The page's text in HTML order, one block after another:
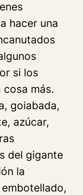
hacer una
si los
cosa más.
goiabada,
azúcar,
del gigante
la